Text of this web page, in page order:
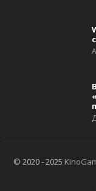
© 2020 - 2025